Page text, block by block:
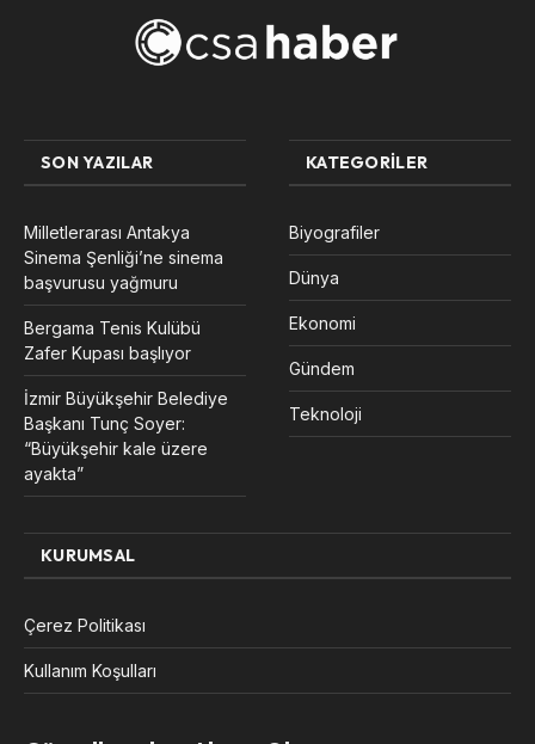
SON YAZILAR
Milletlerarası Antakya
Sinema Şenliği’ne sinema
başvurusu yağmuru
Bergama Tenis Kulübü
Zafer Kupası başlıyor
İzmir Büyükşehir Belediye
Başkanı Tunç Soyer:
“Büyükşehir kale üzere
ayakta”
KATEGORILER
Biyografiler
Dünya
Ekonomi
Gündem
Teknoloji
KURUMSAL
Çerez Politikası
Kullanım Koşulları